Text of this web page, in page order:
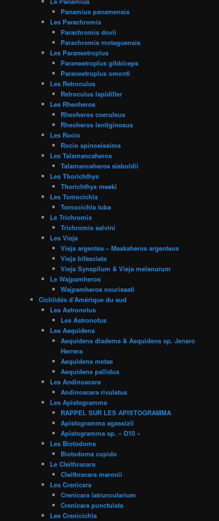
Panamius panamensis
Les Parachromis
Parachromis dovii
Parachromis motaguensis
Les Paraneetroplus
Paraneetroplus gibbiceps
Paraneetroplus omonti
Les Retroculus
Retroculus lapidifier
Les Rheoheros
Rheoheros coeruleus
Rheoheros lentiginosus
Les Rocio
Rocio spinosissima
Les Talamancaheros
Talamancaheros sieboldii
Les Thorichthys
Thorichthys meeki
Les Tomocichla
Tomocichla tuba
Le Trichromis
Trichromis salvini
Les Vieja
Vieja argentea – Maskaheros argenteus
Vieja bifasciata
Vieja Synspilum & Vieja melanurum
Le Wajpamheros
Wajpamheros nourissati
Cichlidés d’Amérique du sud
Les Astronotus
Les Astronotus
Les Aequidens
Aequidens diadema & Aequidens sp. Jenaro
Herrera
Aequidens metae
Aequidens pallidus
Les Andinoacara
Andinoacara rivulatus
Les Apistogramma
RAPPEL SUR LES APISTOGRAMMA
Apistogramma agassizii
Apistogramma sp. « D10 »
Les Biotodoma
Biotodoma cupido
Le Cleithracara
Cleithracara maronii
Les Crenicara
Crenicara latruncularium
Crenicara punctulata
Les Crenicichla